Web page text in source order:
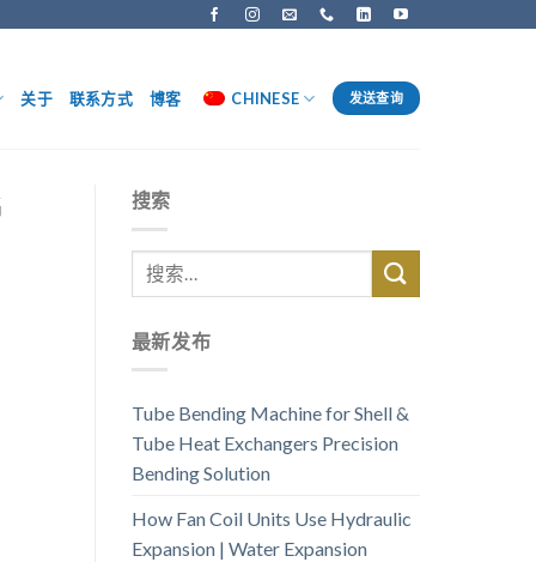
关于 联系方式 博客 CHINESE 发送查询
搜索
最新发布
Tube Bending Machine for Shell &
Tube Heat Exchangers Precision
Bending Solution
How Fan Coil Units Use Hydraulic
Expansion | Water Expansion